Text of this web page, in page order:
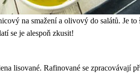
na smažení a olivový do salátů. Je
se je alespoň zkusit!
lisované. Rafinované se zpracovávají